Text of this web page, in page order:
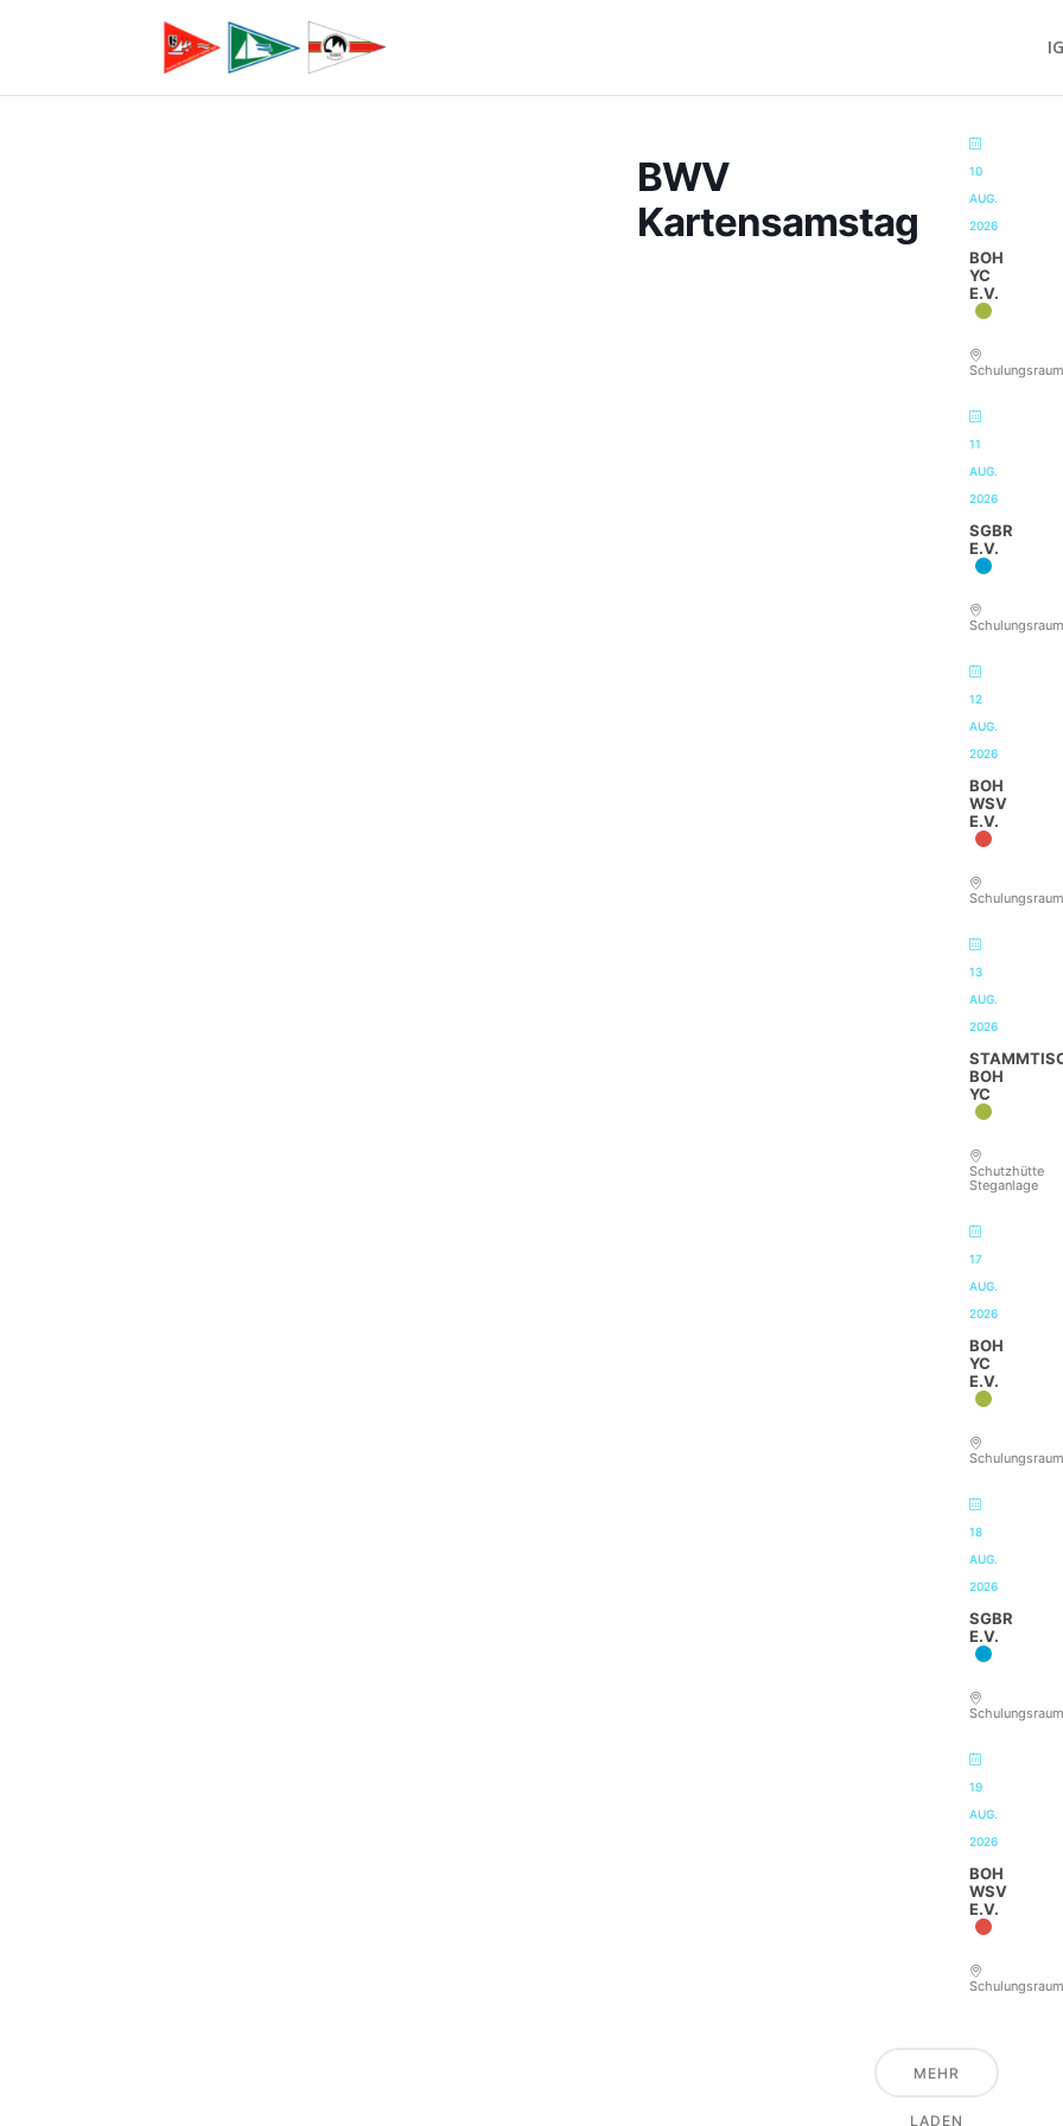
BWV
Kartensamstag
10
AUG.
2026
BOH
YC
E.V.
Schulungsraum
11
AUG.
2026
SGBR
E.V.
Schulungsraum
12
AUG.
2026
BOH
WSV
E.V.
Schulungsraum
13
AUG.
2026
BOH
YC
Schutzhütte
Steganlage
17
AUG.
2026
BOH
YC
E.V.
Schulungsraum
18
AUG.
2026
SGBR
E.V.
Schulungsraum
19
AUG.
2026
BOH
WSV
E.V.
Schulungsraum
MEHR
LADEN